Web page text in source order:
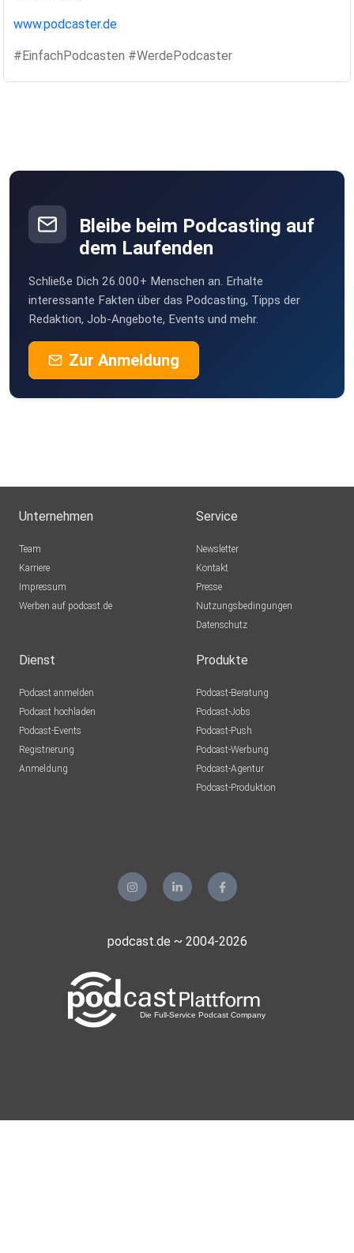
www.podcaster.de
#EinfachPodcasten #WerdePodcaster
Bleibe beim Podcasting auf
dem Laufenden
Schließe Dich 26.000+ Menschen an. Erhalte
interessante Fakten über das Podcasting, Tipps der
Redaktion, Job-Angebote, Events und mehr.
Zur Anmeldung
Unternehmen
Team
Karriere
Impressum
Werben auf podcast.de
Service
Newsletter
Kontakt
Presse
Nutzungsbedingungen
Datenschutz
Dienst
Podcast anmelden
Podcast hochladen
Podcast-Events
Registrierung
Anmeldung
Produkte
Podcast-Beratung
Podcast-Jobs
Podcast-Push
Podcast-Werbung
Podcast-Agentur
Podcast-Produktion
podcast.de ~ 2004-2026